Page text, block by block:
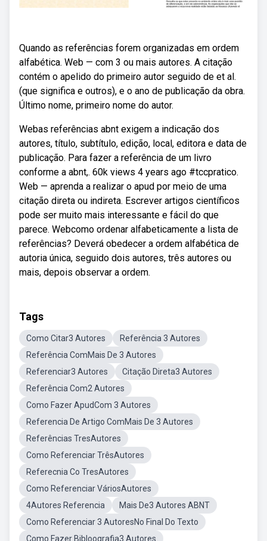
Quando as referências forem organizadas em ordem
alfabética. Web — com 3 ou mais autores. A citação
contém o apelido do primeiro autor seguido de et al.
(que significa e outros), e o ano de publicação da obra.
Último nome, primeiro nome do autor.
Webas referências abnt exigem a indicação dos
autores, título, subtítulo, edição, local, editora e data de
publicação. Para fazer a referência de um livro
conforme a abnt,. 60k views 4 years ago #tccpratico.
Web — aprenda a realizar o apud por meio de uma
citação direta ou indireta. Escrever artigos científicos
pode ser muito mais interessante e fácil do que
parece. Webcomo ordenar alfabeticamente a lista de
referências? Deverá obedecer a ordem alfabética de
autoria única, seguido dois autores, três autores ou
mais, depois observar a ordem.
Tags
Como Citar3 Autores
Referência 3 Autores
Referência ComMais De 3 Autores
Referenciar3 Autores
Citação Direta3 Autores
Referência Com2 Autores
Como Fazer ApudCom 3 Autores
Referencia De Artigo ComMais De 3 Autores
Referências TresAutores
Como Referenciar TrêsAutores
Referecnia Co TresAutores
Como Referenciar VáriosAutores
4Autores Referencia
Mais De3 Autores ABNT
Como Referenciar 3 AutoresNo Final Do Texto
Como Fazer Bibloografia3 Autores